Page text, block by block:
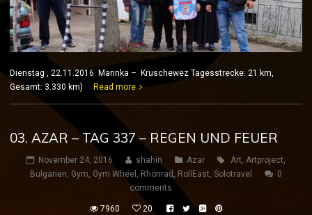
Dienstag , 22.11.2016 Marinka – Kruschewez Tagesstrecke: 21 km,
Gesamt: 3.330 km)
Read more
03. AZAR – TAG 337 – REGEN UND FEUER
November 24, 2016 shahin Azar Art, Artproject,
Bulgarien, Gym, Gym Wheel , Rhönrad , RollEast, Solotravel
0
comments
7960 20